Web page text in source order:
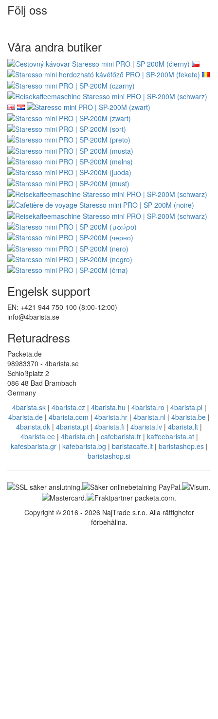
Följ oss
Våra andra butiker
Engelsk support
EN: +421 944 750 100 (8:00-12:00)
info@4barista.se
Returadress
Packeta.de
98983370 - 4barista.se
Schloßplatz 2
086 48 Bad Brambach
Germany
4barista.sk| 4barista.cz| 4barista.hu | 4barista.ro | 4barista.pl |
4barista.de | 4barista.com | 4barista.hr | 4barista.nl | 4barista.be |
4barista.dk | 4barista.pt | 4barista.fi | 4barista.lv | 4barista.lt |
4barista.ee| 4barista.ch | cafebarista.fr| kaffeebarista.at|
kafesbarista.gr| kafebarista.bg | baristacaffe.it| baristashop.es|
baristashop.si
Copyright © 2016 - 2026 NajTrade s.r.o. Alla rättigheter
förbehållna.